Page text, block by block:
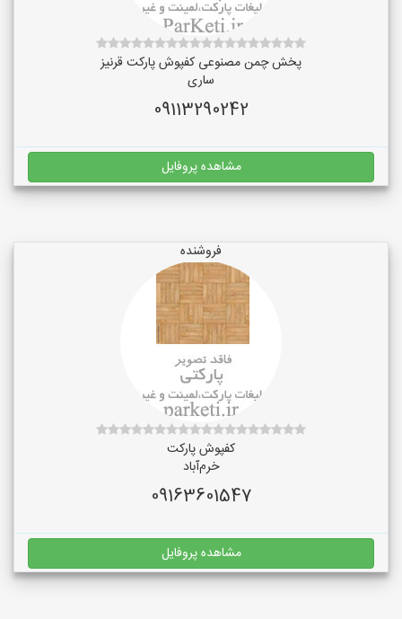
پخش چمن مصنوعی کفپوش پارکت قرنیز
ساری
09113290242
مشاهده پروفایل
فروشنده
کفپوش پارکت
خرم‌آباد
09163601547
مشاهده پروفایل